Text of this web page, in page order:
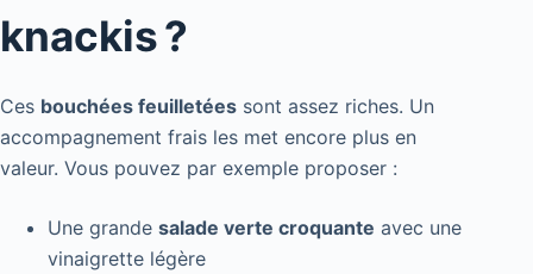
knackis ?
Ces bouchées feuilletées sont assez riches. Un
accompagnement frais les met encore plus en
valeur. Vous pouvez par exemple proposer :
Une grande salade verte croquante avec une
vinaigrette légère